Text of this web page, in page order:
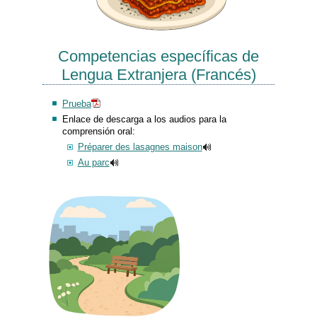
Competencias específicas de
Lengua Extranjera (Francés)
Prueba
Enlace de descarga a los audios para la
comprensión oral:
Préparer des lasagnes maison
Au parc